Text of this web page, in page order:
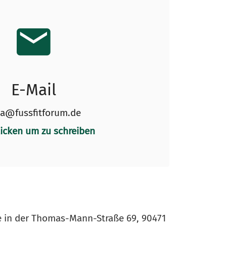
E-Mail
um zu schreiben
der Thomas-Mann-Straße 69, 90471